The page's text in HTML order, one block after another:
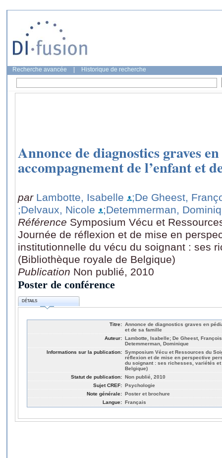
Recherche avancée Historique de recherche
Annonce de diagnostics graves
accompagnement de l’enfant et
par Lambotte, Isabelle
;De Gheest,
;Delvaux, Nicole
;Detemmerman,
Référence Symposium Vécu et
Journée de réflexion et de mise en
institutionnelle du vécu du soignant : ses
(Bibliothèque royale de Belgique)
Publication Non publié, 2010
Poster de conférence
DÉTAILS
Titre: Annonce de diagnostics graves en
et de sa famille
Auteur: Lambotte, Isabelle; De Gheest,
Detemmerman, Dominique
Informations sur la publication: Symposium Vécu et Ressources du
réflexion et de mise en perspective
du soignant : ses richesses, variétés
Belgique)
Statut de publication: Non publié, 2010
Sujet CREF: Psychologie
Note générale: Poster et brochure
Langue: Français